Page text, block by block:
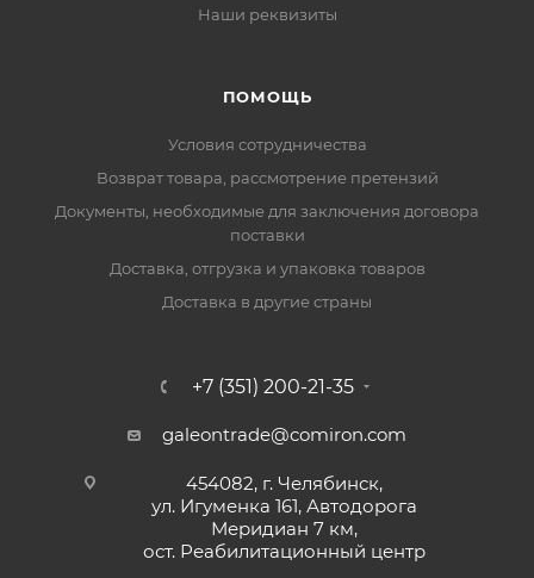
Наши реквизиты
ПОМОЩЬ
Условия сотрудничества
Возврат товара, рассмотрение претензий
Документы, необходимые для заключения договора
поставки
Доставка, отгрузка и упаковка товаров
Доставка в другие страны
+7 (351) 200-21-35
galeontrade@comiron.com
454082, г. Челябинск,
ул. Игуменка 161, Автодорога
Меридиан 7 км,
ост. Реабилитационный центр